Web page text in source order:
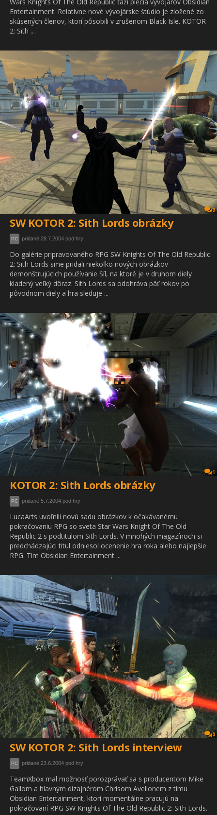
Entertainment. Relatívne nové vývojárske štúdio je zložené zo
skúsených členov, ktorí pôsobili v zrušenom Black Isle. KOTOR
2: Sith ...
0
SW KOTOR 2: Sith Lords obrázky
PC pridané 28.7.2004 pod hry
Do galérie pripravovaného RPG SW Knights Of The Old Republic
2: Sith Lords sme pridali niekoľko nových obrázkov
demonštrujúcich používanie Síl, na ktoré je v druhom diely
kladený veľký dôraz. Sith Lords sa odohráva päť rokov po
pôvodnom diely a hra sleduje ...
1
KOTOR 2: Sith Lords obrázky
PC pridané 5.7.2004 pod hry
LucaArts uvoľnili novú sadu obrázkov k očakávanému
pokračovaniu RPG so sveta Star Wars Knight Of The Old
Republic 2 s podtitulom Sith Lords. V mnohých magazínoch si
predchádzajúci titul odniesol ocenenie hra roka alebo najlepšie
RPG. Tím Obsidian Entertainment ...
0
SW KOTOR 2: Sith Lords interview
PC pridané 23.6.2004 pod hry
TeamXbox mal možnosť porozprávať sa s producentom Mike
Gallom a hlavným dizajnérom Chrisom Avellonem z tímu
Obsidian Entertainment, ktorí momentálne pracujú na
pokračovaní RPG SW Knights Of The Old Republic 2: Sith Lords.